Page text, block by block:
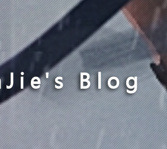
Blog